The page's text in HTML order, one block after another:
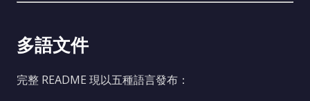
多語文件
完整 README 現以五種語言發布：